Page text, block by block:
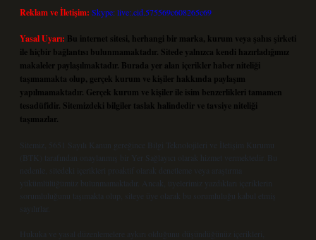
Reklam ve İletişim: Skype: live:.cid.575569c608265c69
Yasal Uyarı: Bu internet sitesi, herhangi bir marka, kurum veya şahıs şirketi
ile hiçbir bağlantısı bulunmamaktadır. Sitede yalnızca kendi hazırladığımız
makaleler paylaşılmaktadır. Burada yer alan içerikler haber niteliği
taşımamakta olup, gerçek kurum ve kişiler hakkında paylaşım
yapılmamaktadır. Gerçek kurum ve kişiler ile isim benzerlikleri tamamen
tesadüfidir. Sitemizdeki bilgiler taslak halindedir ve tavsiye niteliği
taşımazlar.
Sitemiz, 5651 Sayılı Kanun gereğince Bilgi Teknolojileri ve İletişim Kurumu
(BTK) tarafından onaylanmış bir Yer Sağlayıcı olarak hizmet vermektedir. Bu
nedenle, sitedeki içerikleri proaktif olarak denetleme veya araştırma
yükümlülüğümüz bulunmamaktadır. Ancak, üyelerimiz yazdıkları içeriklerin
sorumluluğunu taşımakta olup, siteye üye olarak bu sorumluluğu kabul etmiş
sayılırlar.
Hukuka ve yasal düzenlemelere aykırı olduğunu düşündüğünüz içerikleri,